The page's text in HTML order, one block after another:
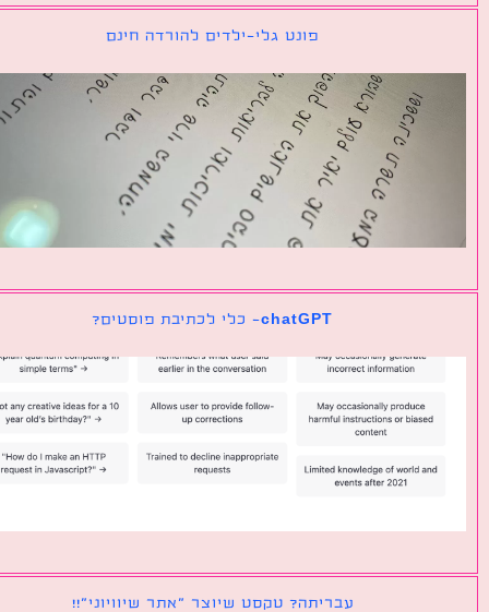
פונט גלי-ילדים להורדה חינם
chatGPT- כלי לכתיבת פוסטים?
עבריתה? טקסט שיוצר ״אתר שיוויוני״!!